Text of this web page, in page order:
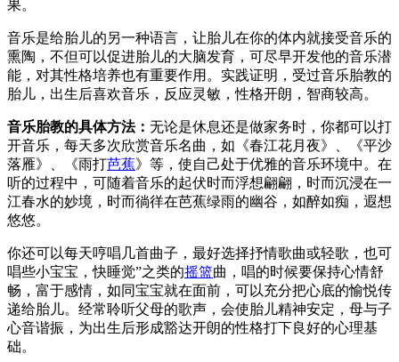
果。
音乐是给胎儿的另一种语言，让胎儿在你的体内就接受音乐的
熏陶，不但可以促进胎儿的大脑发育，可尽早开发他的音乐潜
能，对其性格培养也有重要作用。实践证明，受过音乐胎教的
胎儿，出生后喜欢音乐，反应灵敏，性格开朗，智商较高。
音乐胎教的具体方法： 无论是休息还是做家务时，你都可以打
开音乐，每天多次欣赏音乐名曲，如《春江花月夜》、《平沙
落雁》、《雨打芭蕉》等，使自己处于优雅的音乐环境中。在
听的过程中，可随着音乐的起伏时而浮想翩翩，时而沉浸在一
江春水的妙境，时而徜徉在芭蕉绿雨的幽谷，如醉如痴，遐想
悠悠。
你还可以每天哼唱几首曲子，最好选择抒情歌曲或轻歌，也可
唱些小宝宝，快睡觉”之类的摇篮曲，唱的时候要保持心情舒
畅，富于感情，如同宝宝就在面前，可以充分把心底的愉悦传
递给胎儿。经常聆听父母的歌声，会使胎儿精神安定，母与子
心音谐振，为出生后形成豁达开朗的性格打下良好的心理基
础。